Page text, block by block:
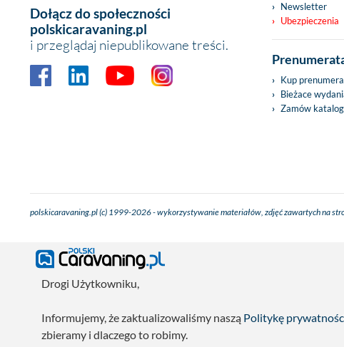
Dołącz do społeczności
polskicaravaning.pl
i przeglądaj niepublikowane treści.
Newsletter
Ubezpieczenia
Kup
Bieżace
Zamów
polskicaravaning.pl (c) 1999-2026 - wykorzystywanie materiałów, zdjęć zawartych na
Drogi Użytkowniku,
Informujemy, że zaktualizowaliśmy naszą Politykę
zbieramy i dlaczego to robimy.